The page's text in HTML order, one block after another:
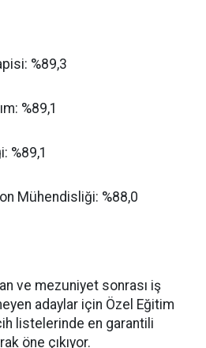
%89,3
%89,1
%89,1
Mühendisliği: %88,0
ve mezuniyet sonrası iş
adaylar için Özel Eğitim
listelerinde en garantili
öne çıkıyor.